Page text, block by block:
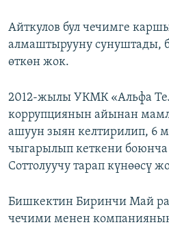
Айткулов бул чечимге
алмаштырууну сунуштады,
өткөн жок.
2012-жылы УКМК «Альфа
коррупциянын айынан
ашуун зыян келтирилип, 6
чыгарылып кеткени
Соттолуучу тарап күнөөсү
Бишкектин Биринчи Май
чечими менен